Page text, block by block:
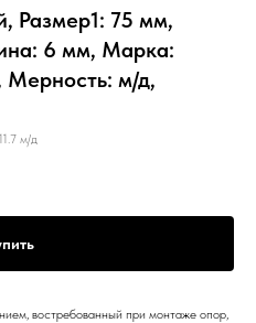
Размер1: 75 мм,
6 мм, Марка:
Мерность: м/д,
м/д
востребованный при монтаже опор,